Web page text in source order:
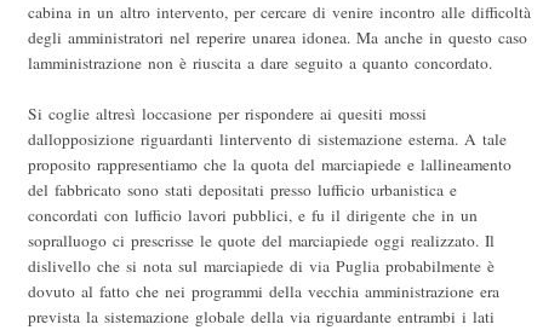
cabina in un altro intervento, per cercare di venire incontro alle difficoltà
degli amministratori nel reperire unarea idonea. Ma anche in questo caso
lamministrazione non è riuscita a dare seguito a quanto concordato.
Si coglie altresì loccasione per rispondere ai quesiti mossi
dallopposizione riguardanti lintervento di sistemazione esterna. A tale
proposito rappresentiamo che la quota del marciapiede e lallineamento
del fabbricato sono stati depositati presso lufficio urbanistica e
concordati con lufficio lavori pubblici, e fu il dirigente che in un
sopralluogo ci prescrisse le quote del marciapiede oggi realizzato. Il
dislivello che si nota sul marciapiede di via Puglia probabilmente è
dovuto al fatto che nei programmi della vecchia amministrazione era
prevista la sistemazione globale della via riguardante entrambi i lati